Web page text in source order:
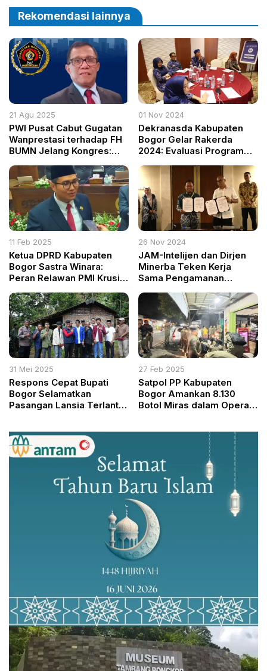
Perda
Rekomendasi lainnya
21 Agu 2025
PWI Pusat Cabut Gugatan
Wanprestasi terhadap FH
BUMN Jelang Kongres:
Organisasi Wartawan
Tertua di Indonesia
01 Nov 2024
Dekranasda Kabupaten
Bogor Gelar Rakerda
2024: Evaluasi Program
Dorong UMKM dan
Ekonomi Kreatif
11 Feb 2025
Ketua DPRD Kabupaten
Bogor Sastra Winara:
Peran Relawan PMI Krusial
Nyawa
26 Nov 2024
JAM-Intelijen dan Dirjen
Minerba Teken Kerja
Sama Pengamanan
31 Mei 2025
Respons Cepat Bupati
Bogor Selamatkan
Pasangan Lansia Terlantar
Logistik
27 Feb 2025
Satpol PP Kabupaten
Bogor Amankan 8.130
Botol Miras dalam Operasi